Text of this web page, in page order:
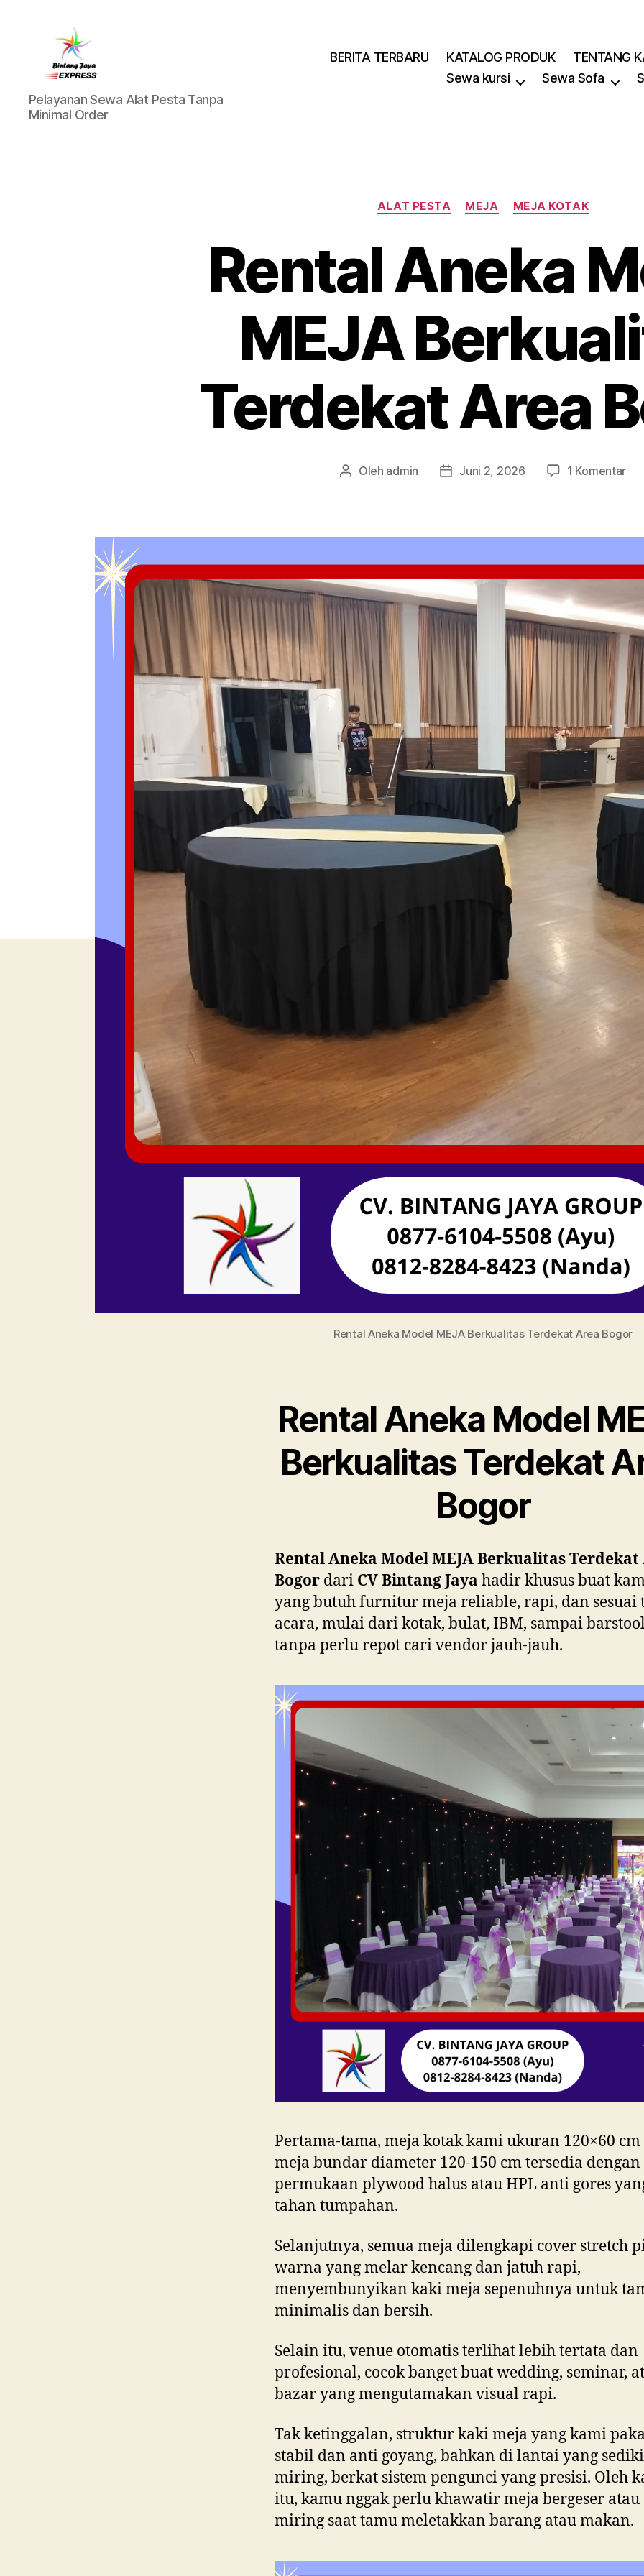
Pusat
Sewa
Alat
Pelayanan Sewa Alat Pesta Tanpa
Minimal Order
BERITA TERBARU KATALOG PRODUK
TENTANG
Sewa kursi
Sewa Sofa
Kategori
ALAT PESTA MEJA MEJA KOTAK
Rental Aneka
MEJA
Terdekat Area
Penulis
Oleh admin
Tanggal
Juni 2, 2026 1 Komentar
Rental Aneka Model MEJA Berkualitas Terdekat Area Bogor
Rental Aneka Model
Berkualitas Terdekat
Bogor
Rental Aneka Model MEJA Berkualitas Terdekat
Bogor dari CV Bintang Jaya hadir khusus buat
yang butuh furnitur meja reliable, rapi, dan sesuai
acara, mulai dari kotak, bulat, IBM, sampai
tanpa perlu repot cari vendor jauh-jauh.
Pertama-tama, meja kotak kami ukuran 120×60
meja bundar diameter 120-150 cm tersedia dengan
permukaan plywood halus atau HPL anti gores
tahan tumpahan.
Selanjutnya, semua meja dilengkapi cover stretch
warna yang melar kencang dan jatuh rapi,
menyembunyikan kaki meja sepenuhnya untuk
minimalis dan bersih.
Selain itu, venue otomatis terlihat lebih tertata dan
profesional, cocok banget buat wedding, seminar,
bazar yang mengutamakan visual rapi.
Tak ketinggalan, struktur kaki meja yang kami
stabil dan anti goyang, bahkan di lantai yang
miring, berkat sistem pengunci yang presisi. Oleh
itu, kamu nggak perlu khawatir meja bergeser atau
miring saat tamu meletakkan barang atau makan.